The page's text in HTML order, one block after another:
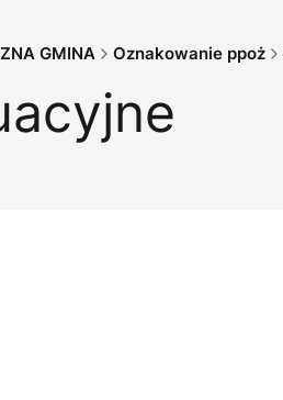
GMINA Oznakowanie ppoż